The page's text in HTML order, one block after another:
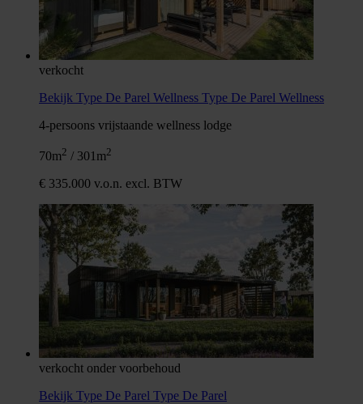
verkocht
Bekijk Type De Parel Wellness Type De Parel Wellness
4-persoons vrijstaande wellness lodge
70m2 / 301m2
€ 335.000 v.o.n. excl. BTW
verkocht onder voorbehoud
Bekijk Type De Parel Type De Parel